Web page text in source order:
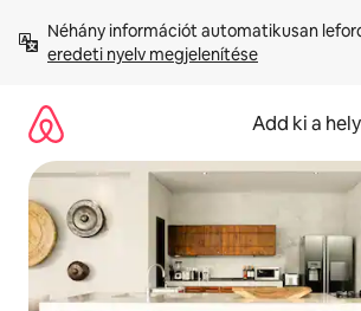
tartalomra
Néhány információt automatikusan
eredeti nyelv megjelenítése
Add ki a